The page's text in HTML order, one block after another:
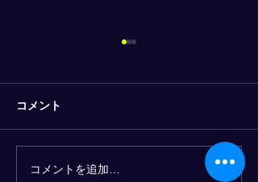
Amazon Academy登壇報
コメント
コメントを追加…